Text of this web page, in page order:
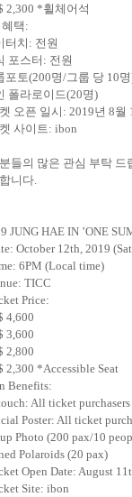
2,300 *휠체어석
택 :
터치 : 전원
포스터 : 전원
포토(200명/그룹 당 10명
폴라로이드(20명)
오픈 일시: 2019년 8월
사이트: ibon
들의 많은 관심 부탁 드
니다.
JUNG HAE IN ’ONE
October 12th, 2019
6PM (Local time)
TICC
Price:
4,600
3,600
2,800
2,300 *Accessible Seat
Benefits:
All ticket purchasers
Poster: All ticket
Photo (200 pax/10
Polaroids (20 pax)
Open Date: August
Site: ibon